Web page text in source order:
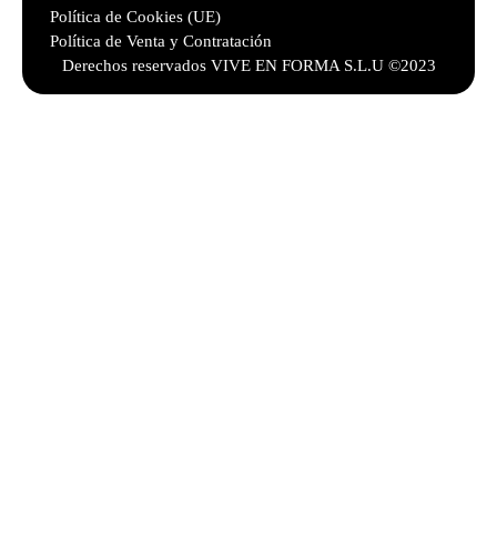
Derechos reservados VIVE EN FORMA S.L.U ©2023
Política de Cookies (UE)
Política de Venta y Contratación